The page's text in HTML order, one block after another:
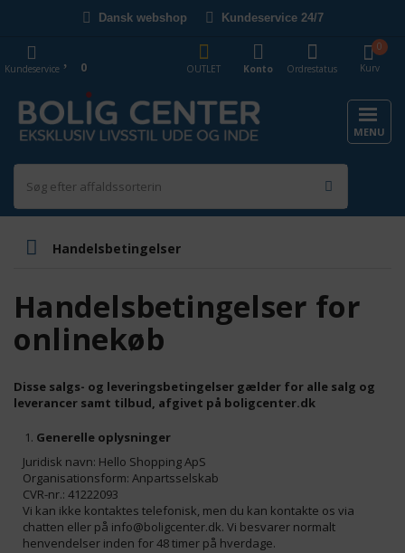
Dansk webshop Kundeservice 24/7
Kurv
0
OUTLET
Konto Ordrestatus
Kundeservice 0
MENU
Handelsbetingelser
Handelsbetingelser for
onlinekøb
Disse salgs- og leveringsbetingelser gælder for alle salg og
leverancer samt tilbud, afgivet på boligcenter.dk
Generelle oplysninger
Juridisk navn: Hello Shopping ApS
Organisationsform: Anpartsselskab
CVR-nr.: 41222093
Vi kan ikke kontaktes telefonisk, men du kan kontakte os via
chatten eller på info@boligcenter.dk. Vi besvarer normalt
henvendelser inden for 48 timer på hverdage.